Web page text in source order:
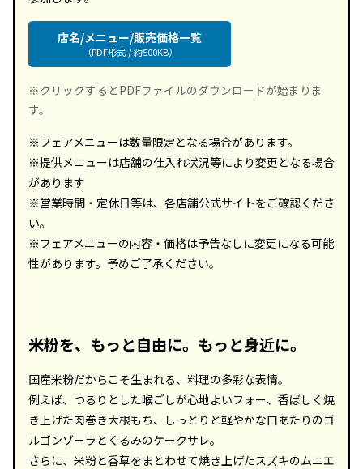
店名/メニュー/販売価格一覧
（PDF形式 / 約500KB）
※クリックするとPDFファイルのダウンロードが始まりま
す。
※フェアメニューは数量限定となる場合があります。
※提供メニューは店舗の仕入れ状況等により変更となる場合
があります
※営業時間・定休日等は、各店舗公式サイトをご確認くださ
い。
※フェアメニューの内容・価格は予告なしに変更になる可能
性があります。予めご了承ください。
米粉を、もっと自由に。もっと身近に。
国産米粉だからこそ生まれる、料理の多彩な表情。
例えば、つるりとした喉ごしが心地よいフォー、香ばしく焼
き上げた肉巻き大根もち、しっとりと軽やかな口あたりのゴ
ルゴンゾーラとくるみのケークサレ。
さらに、米粉と香草をまとわせて焼き上げたスズキのムニエ